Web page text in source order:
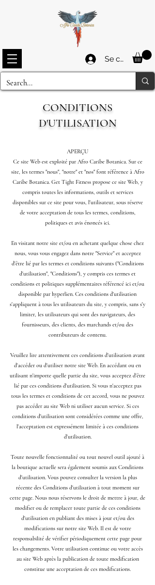
Se connecter
CONDITIONS
D'UTILISATION
APERÇU
Ce site Web est exploité par Afro Caribe Botanica. Sur ce
site, les termes "nous", "notre" et "nos" font référence à Afro
Caribe Botanica. Get Tight Fitness propose ce site Web, y
compris toutes les informations, outils et services
disponibles sur ce site pour vous, l'utilisateur, sous réserve
de votre acceptation de tous les termes, conditions,
politiques et avis énoncés ici.
En visitant notre site et/ou en achetant quelque chose chez
nous, vous vous engagez dans notre "Service" et acceptez
d'être lié par les termes et conditions suivants ("Conditions
d'utilisation", "Conditions"), y compris ces termes et
conditions et politiques supplémentaires référencé ici et/ou
disponible par hyperlien. Ces conditions d'utilisation
s'appliquent à tous les utilisateurs du site, y compris, sans s'y
limiter, les utilisateurs qui sont des navigateurs, des
fournisseurs, des clients, des marchands et/ou des
contributeurs de contenu.
Veuillez lire attentivement ces conditions d'utilisation avant
d'accéder ou d'utiliser notre site Web. En accédant ou en
utilisant n'importe quelle partie du site, vous acceptez d'être
lié par ces conditions d'utilisation. Si vous n'acceptez pas
tous les termes et conditions de cet accord, vous ne pouvez
pas accéder au site Web ni utiliser aucun service. Si ces
conditions d'utilisation sont considérées comme une offre,
l'acceptation est expressément limitée à ces conditions
d'utilisation.
Toute nouvelle fonctionnalité ou tout nouvel outil ajouté à
la boutique actuelle sera également soumis aux Conditions
d'utilisation. Vous pouvez consulter la version la plus
récente des Conditions d'utilisation à tout moment sur
cette page. Nous nous réservons le droit de mettre à jour, de
modifier ou de remplacer toute partie de ces conditions
d'utilisation en publiant des mises à jour et/ou des
modifications sur notre site Web. Il est de votre
responsabilité de vérifier périodiquement cette page pour
les changements. Votre utilisation continue ou votre accès
au site Web après la publication de toute modification
constitue une acceptation de ces modifications.